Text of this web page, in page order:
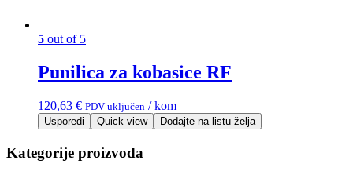
5 out of 5
Punilica za kobasice RF
120,63 € PDV uključen / kom
Usporedi Quick view Dodajte na listu želja
Kategorije proizvoda